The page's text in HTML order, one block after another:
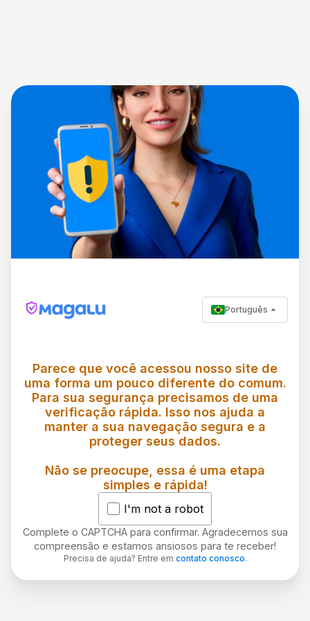
Português
Parece que você acessou nosso site de
uma forma um pouco diferente do comum.
Para sua segurança precisamos de uma
verificação rápida. Isso nos ajuda a
manter a sua navegação segura e a
proteger seus dados.
Não se preocupe, essa é uma etapa
simples e rápida!
I'm not a robot
Complete o CAPTCHA para confirmar. Agradecemos sua
compreensão e estamos ansiosos para te receber!
Precisa de ajuda? Entre em contato conosco.